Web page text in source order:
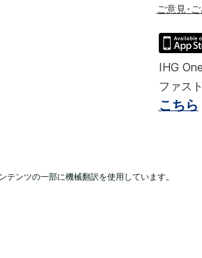
ご意見･
IHG
ファス
こちら
ンツの一部に機械翻訳を使用しています。